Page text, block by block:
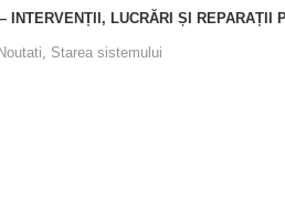
INTERVENȚII, LUCRĂRI ȘI REPARAȚII
Starea sistemului